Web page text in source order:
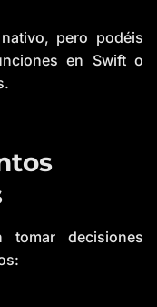
pero podéis
en Swift o
tomar decisiones